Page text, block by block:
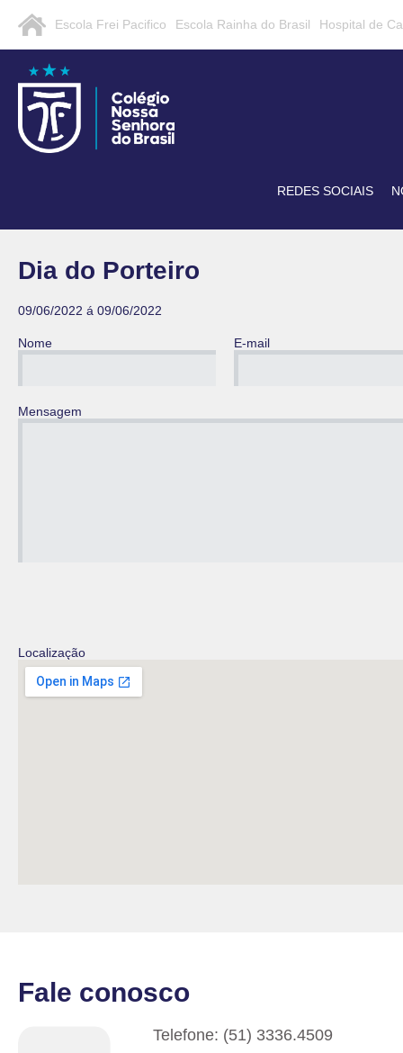
Escola Frei Pacifico Escola Rainha do Brasil Hospital de
REDES SOCIAIS
Dia do Porteiro
09/06/2022 á 09/06/2022
Nome E-mail
Mensagem
Localização
Fale conosco
Telefone: (51) 3336.4509